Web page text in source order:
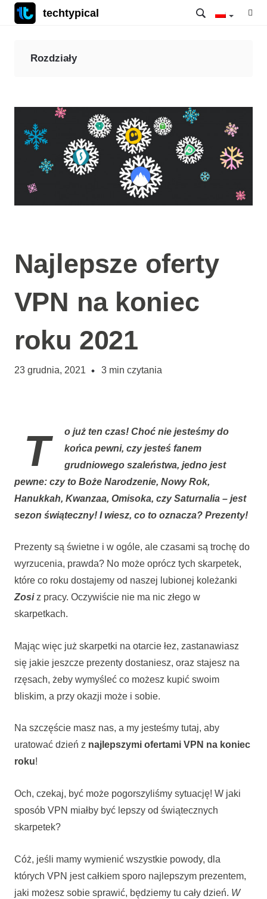
techtypical
Najlepsze oferty
VPN na koniec
roku 2021
23 grudnia, 2021 3 min czytania
To już ten czas! Choć nie jesteśmy do
końca pewni, czy jesteś fanem
grudniowego szaleństwa, jedno jest
pewne: czy to Boże Narodzenie, Nowy Rok,
Hanukkah, Kwanzaa, Omisoka, czy Saturnalia – jest
sezon świąteczny! I wiesz, co to oznacza? Prezenty!
Prezenty są świetne i w ogóle, ale czasami są trochę do
wyrzucenia, prawda? No może oprócz tych skarpetek,
które co roku dostajemy od naszej lubionej koleżanki
Zosiz pracy. Oczywiście nie ma nic złego w
skarpetkach.
Mając więc już skarpetki na otarcie łez, zastanawiasz
się jakie jeszcze prezenty dostaniesz, oraz stajesz na
rzęsach, żeby wymyśleć co możesz kupić swoim
bliskim, a przy okazji może i sobie.
Na szczęście masz nas, a my jesteśmy tutaj, aby
uratować dzień z najlepszymi ofertami VPN na koniec
roku!
Och, czekaj, być może pogorszyliśmy sytuację! W jaki
sposób VPN miałby być lepszy od świątecznych
skarpetek?
Cóż, jeśli mamy wymienić wszystkie powody, dla
których VPN jest całkiem sporo najlepszym prezentem,
jaki możesz sobie sprawić, będziemy tu cały dzień. W
Rozdziały